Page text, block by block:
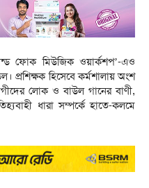
ফোক মিউজিক ওয়ার্কশপ’-এও
প্রশিক্ষক হিসেবে কর্মশালায় অংশ
লোক ও বাউল গানের বাণী,
ধারা সম্পর্কে হাতে-কলমে